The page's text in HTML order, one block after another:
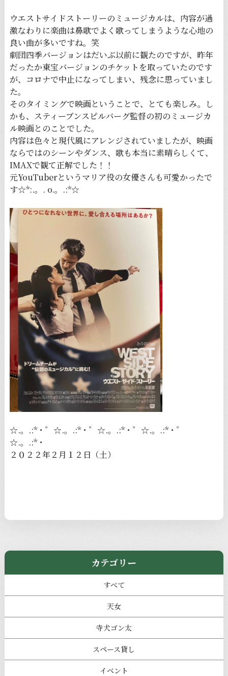
ウエストサイドストーリーのミュージカルは、内容が過
激なわりに楽曲は鼻歌でよく歌ってしまうような心地の
良い曲が多いですね。笑
劇団四季バージョンはだいぶ以前に観たのですが、昨年
だったか東宝バージョンのチケットを取っていたのです
が、コロナで中止になってしまい、残念に思っていまし
た。
そのタイミングで映画ということで、とても楽しみ。し
かも、スティーブンスピルバーグ監督の初のミュージカ
ル映画とのことでした。
内容は色々と現代風にアレンジされていましたが、映画
ならではのシーンやダンス、歌も本当に素晴らしくて、
IMAXで観て正解でした！！
元YouTuberというマリア役の女優さんも可愛かったで
す☆*:.。. o.。.:*☆
☆.。.:*・゜☆.。.:*・゜☆.。.:*・゜☆.。.:*・゜
☆.。.:*・
２０２２年２月１２日（土）
カテゴリー
すべて
天女
寺犬ゴン太
スペース貸し
イベント